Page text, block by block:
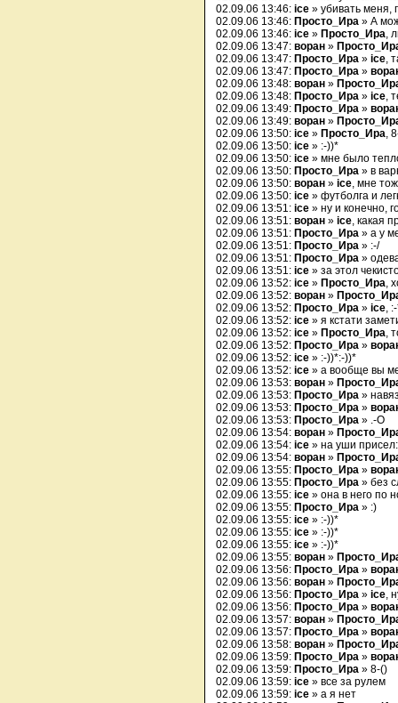
02.09.06 13:46: ice » убивать меня,
02.09.06 13:46: Просто_Ира » А
02.09.06 13:46: ice » Просто_Ира,
02.09.06 13:47: воран »
02.09.06 13:47: Просто_Ира » ice,
02.09.06 13:47: Просто_Ира »
02.09.06 13:48: воран »
02.09.06 13:48: Просто_Ира » ice,
02.09.06 13:49: Просто_Ира »
02.09.06 13:49: воран »
02.09.06 13:50: ice » Просто_Ира,
02.09.06 13:50: ice » :-))*
02.09.06 13:50: ice » мне было
02.09.06 13:50: Просто_Ира » в
02.09.06 13:50: воран » ice, мне
02.09.06 13:50: ice » футболга и
02.09.06 13:51: ice » ну и конечно,
02.09.06 13:51: воран » ice, какая
02.09.06 13:51: Просто_Ира » а у
02.09.06 13:51: Просто_Ира » :-/
02.09.06 13:51: Просто_Ира »
02.09.06 13:51: ice » за этол
02.09.06 13:52: ice » Просто_Ира,
02.09.06 13:52: воран »
02.09.06 13:52: Просто_Ира » ice,
02.09.06 13:52: ice » я кстати
02.09.06 13:52: ice » Просто_Ира,
02.09.06 13:52: Просто_Ира »
02.09.06 13:52: ice » :-))*:-))*
02.09.06 13:52: ice » а вообще вы
02.09.06 13:53: воран »
02.09.06 13:53: Просто_Ира »
02.09.06 13:53: Просто_Ира »
02.09.06 13:53: Просто_Ира » .-O
02.09.06 13:54: воран »
02.09.06 13:54: ice » на уши
02.09.06 13:54: воран »
02.09.06 13:55: Просто_Ира »
02.09.06 13:55: Просто_Ира » без
02.09.06 13:55: ice » она в него по
02.09.06 13:55: Просто_Ира » :)
02.09.06 13:55: ice » :-))*
02.09.06 13:55: ice » :-))*
02.09.06 13:55: ice » :-))*
02.09.06 13:55: воран »
02.09.06 13:56: Просто_Ира »
02.09.06 13:56: воран »
02.09.06 13:56: Просто_Ира » ice,
02.09.06 13:56: Просто_Ира »
02.09.06 13:57: воран »
02.09.06 13:57: Просто_Ира »
02.09.06 13:58: воран »
02.09.06 13:59: Просто_Ира »
02.09.06 13:59: Просто_Ира » 8-()
02.09.06 13:59: ice » все за рулем
02.09.06 13:59: ice » а я нет